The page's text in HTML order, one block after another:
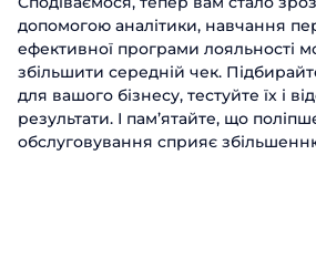
допомогою аналітики, навчання
ефективної програми лояльності
збільшити середній чек.
для вашого бізнесу, тестуйте їх і
результати. І пам’ятайте, що
обслуговування сприяє